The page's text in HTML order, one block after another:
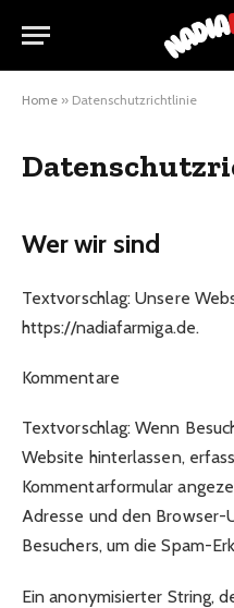
Home » Datenschutzrichtlinie
Wer wir sind
Textvorschlag: Unsere
https://nadiafarmiga.de.
Kommentare
Textvorschlag: Wenn
Website hinterlassen,
Kommentarformular
Adresse und den
Besuchers, um die Spam-
Ein anonymisierter String,